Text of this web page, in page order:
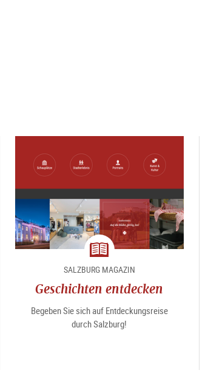
Magazin
SALZBURG MAGAZIN
Geschichten entdecken
Begeben Sie sich auf Entdeckungsreise
durch Salzburg!